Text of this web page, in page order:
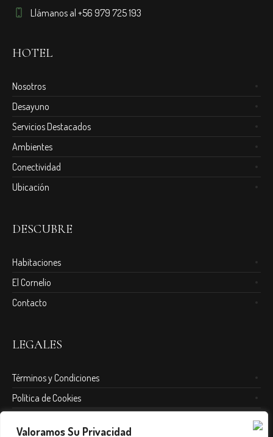
Valoramos Su Privacidad
Llámanos al +56 979 725 193
HOTEL
Nosotros
Desayuno
Servicios Destacados
Ambientes
Conectividad
Ubicación
DESCUBRE
Habitaciones
El Cornelio
Contacto
LEGALES
Términos y Condiciones
Política de Cookies